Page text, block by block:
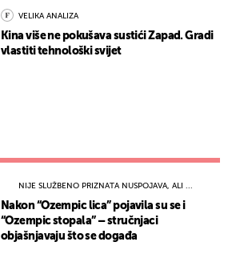
VELIKA ANALIZA
Kina više ne pokušava sustići Zapad. Gradi
vlastiti tehnološki svijet
NIJE SLUŽBENO PRIZNATA NUSPOJAVA, ALI ...
Nakon “Ozempic lica” pojavila su se i
“Ozempic stopala” – stručnjaci
objašnjavaju što se događa